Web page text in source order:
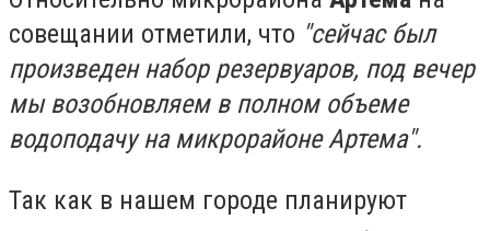
совещании отметили, что "сейчас был
произведен набор резервуаров, под вечер
мы возобновляем в полном объеме
водоподачу на микрорайоне Артема".
Так как в нашем городе планируют